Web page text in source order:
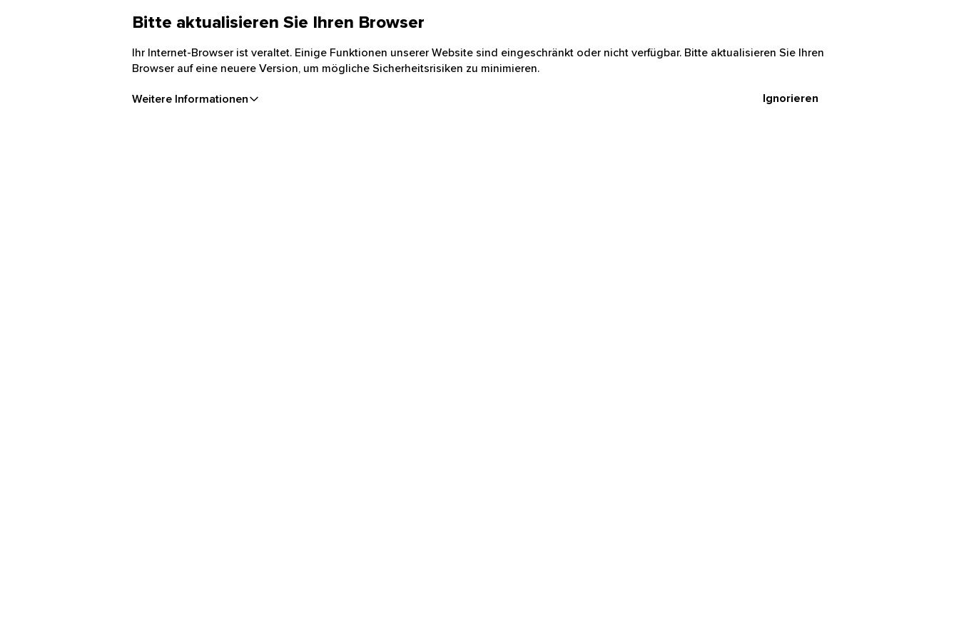
Bitte aktualisieren Sie Ihren Browser
Ihr Internet-Browser ist veraltet. Einige Funktionen unserer Website sind eingeschränkt oder nicht verfügbar. Bitte aktualisieren Sie Ihren
Browser auf eine neuere Version, um mögliche Sicherheitsrisiken zu minimieren.
Weitere Informationen Ignorieren